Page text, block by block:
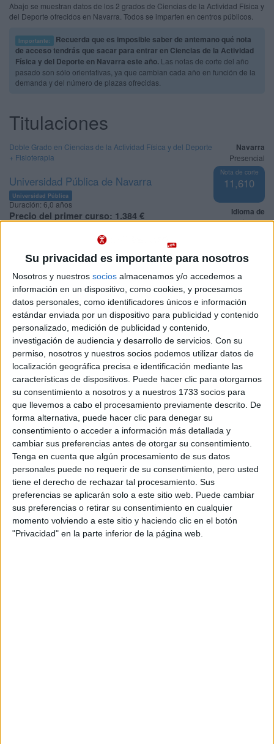
Su privacidad es importante para nosotros
Nosotros y nuestros socios almacenamos y/o accedemos a
información en un dispositivo, como cookies, y procesamos
datos personales, como identificadores únicos e información
estándar enviada por un dispositivo para publicidad y contenido
personalizado, medición de publicidad y contenido,
investigación de audiencia y desarrollo de servicios. Con su
permiso, nosotros y nuestros socios podemos utilizar datos de
localización geográfica precisa e identificación mediante las
características de dispositivos. Puede hacer clic para otorgarnos
su consentimiento a nosotros y a nuestros 1733 socios para
que llevemos a cabo el procesamiento previamente descrito. De
forma alternativa, puede hacer clic para denegar su
consentimiento o acceder a información más detallada y
cambiar sus preferencias antes de otorgar su consentimiento.
Tenga en cuenta que algún procesamiento de sus datos
personales puede no requerir de su consentimiento, pero usted
tiene el derecho de rechazar tal procesamiento. Sus
preferencias se aplicarán solo a este sitio web. Puede cambiar
sus preferencias o retirar su consentimiento en cualquier
momento volviendo a este sitio y haciendo clic en el botón
"Privacidad" en la parte inferior de la página web.
Abajo se muestran datos de los 2 grados de Ciencias de la Actividad Física y
del Deporte ofrecidos en Navarra. Todos se imparten en centros públicos.
Importante:
Recuerda que es imposible saber de antemano qué nota
de acceso tendrás que sacar para entrar en Ciencias de la Actividad
Física y del Deporte en Navarra este año. Las notas de corte del año
pasado son sólo orientativas, ya que cambian cada año en función de la
demanda y del número de plazas ofrecidas.
Titulaciones
Navarra
Presencial
Nota de corte
11,610
Idioma de
enseñanza:
Doble Grado en Ciencias de la Actividad Física y del Deporte
+ Fisioterapia
Universidad Pública de Navarra
Universidad Pública
Duración:6,0 años
Precio del primer curso: 1.384 €
Pídeles información ¡GRATIS!
Navarra
Nota de corte
10,291
Castellano
Grado en Ciencias de la Actividad Física y del Deporte
Universidad Pública de Navarra
Universidad Pública
Duración:4,0 años
Precio del primer curso:1.283 €
Pídeles información ¡GRATIS!
Notas de corte Ciencias de la
Actividad Física y del Deporte
por provincias
Oferta en toda España
Ciencias de la Actividad Física y del Deporte A Coruña
Ciencias de la Actividad Física y del Deporte Alicante
Ciencias de la Actividad Física y del Deporte Almería